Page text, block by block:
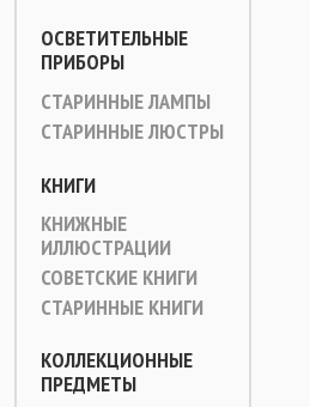
ОСВЕТИТЕЛЬНЫЕ
ПРИБОРЫ
СТАРИННЫЕ ЛАМПЫ
СТАРИННЫЕ ЛЮСТРЫ
КНИГИ
КНИЖНЫЕ
ИЛЛЮСТРАЦИИ
СОВЕТСКИЕ КНИГИ
СТАРИННЫЕ КНИГИ
КОЛЛЕКЦИОННЫЕ
ПРЕДМЕТЫ